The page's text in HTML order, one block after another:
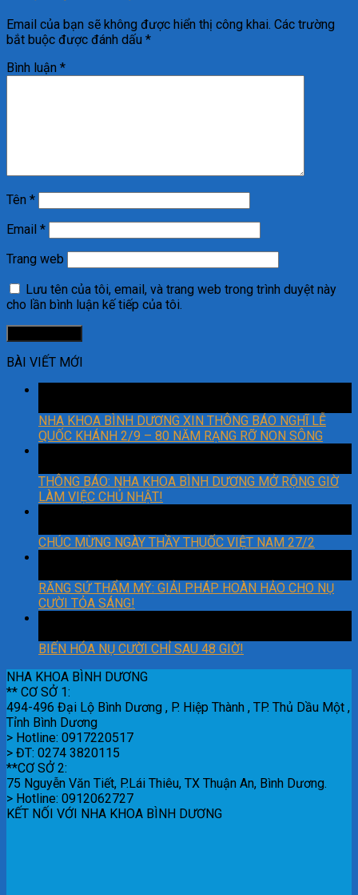
Email của bạn sẽ không được hiển thị công khai. Các trường
bắt buộc được đánh dấu *
Bình luận *
Tên *
Email *
Trang web
Lưu tên của tôi, email, và trang web trong trình duyệt này
cho lần bình luận kế tiếp của tôi.
BÀI VIẾT MỚI
NHA KHOA BÌNH DƯƠNG XIN THÔNG BÁO NGHĨ LỄ
QUỐC KHÁNH 2/9 – 80 NĂM RẠNG RỠ NON SÔNG
THÔNG BÁO: NHA KHOA BÌNH DƯƠNG MỞ RỘNG GIỜ
LÀM VIỆC CHỦ NHẬT!
CHÚC MỪNG NGÀY THẦY THUỐC VIỆT NAM 27/2
RĂNG SỨ THẨM MỸ: GIẢI PHÁP HOÀN HẢO CHO NỤ
CƯỜI TỎA SÁNG!
BIẾN HÓA NỤ CƯỜI CHỈ SAU 48 GIỜ!
NHA KHOA BÌNH DƯƠNG
** CƠ SỞ 1:
494-496 Đại Lộ Bình Dương , P. Hiệp Thành , TP. Thủ Dầu Một ,
Tỉnh Bình Dương
> Hotline: 0917220517
> ĐT: 0274 3820115
**CƠ SỞ 2:
75 Nguyễn Văn Tiết, P.Lái Thiêu, TX Thuận An, Bình Dương.
> Hotline: 0912062727
KẾT NỐI VỚI NHA KHOA BÌNH DƯƠNG